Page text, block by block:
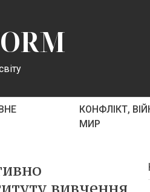
КОНФЛІКТ,
МИР
вивчення